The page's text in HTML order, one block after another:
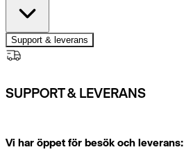
Support & leverans
SUPPORT & LEVERANS
Vi har öppet för besök och leverans: